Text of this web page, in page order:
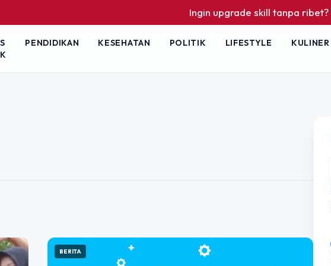
Ingin upgrade skill tanpa ribet?
PENDIDIKAN KESEHATAN POLITIK LIFESTYLE KULINER
Presiden
2029
publik semakin tertuju pada sosok
BERITA